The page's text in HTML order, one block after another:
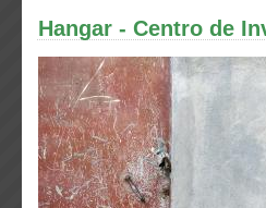
Hangar - Centro de